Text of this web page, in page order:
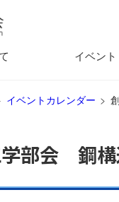
イベント
イベントカレンダー
部会 鋼構